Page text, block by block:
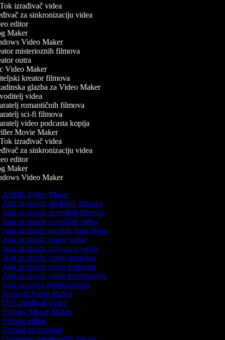
izrađivač videa
za sinkronizaciju videa
editor
Maker
Video Maker
misterioznih filmova
outra
Video Maker
kreator filmova
glazba za Video Maker
videa
romantičnih filmova
sci-fi filmova
video podcasta kopija
Movie Maker
izrađivač videa
za sinkronizaciju videa
editor
Maker
Video Maker
ASMR Video Maker
Alat za izradu akcijskih filmova
Alat za izradu dramskih filmova
Alat za izradu komičnih videa
Alat za izradu modnih haul videa
Alat za izradu teaser videa
Alat za izradu unboxing videa
Alat za izradu video intervjua
Alat za izradu video podcasta
Alat za izradu video prezentacija
Alat za video svjedočanstva
Android Video Maker
DIY izrađivač videa
Fantasy Movie Maker
Filmski editor
Filmski proizvođač